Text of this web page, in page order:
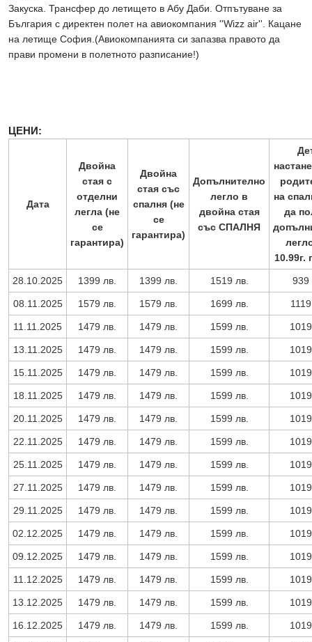
Закуска. Трансфер до летището в Абу Даби. Отпътуване за
България с директен полет на авиокомпания ''Wizz air''. Кацане
на летище София.(Авиокомпанията си запазва правото да
прави промени в полетното разписание!)
ЦЕНИ:
Дата
Двойна
стая с
отделни
легла (не
се
гарантира)
Двойна
стая със
спалня (не
се
гарантира)
Допълнително
легло в
двойна стая
със СПАЛНЯ
на
да
10.99г.
28.10.2025 1399 лв. 1399 лв. 1519 лв. 939
08.11.2025 1579 лв. 1579 лв. 1699 лв.
11.11.2025 1479 лв. 1479 лв. 1599 лв.
13.11.2025 1479 лв. 1479 лв. 1599 лв.
15.11.2025 1479 лв. 1479 лв. 1599 лв.
18.11.2025 1479 лв. 1479 лв. 1599 лв.
20.11.2025 1479 лв. 1479 лв. 1599 лв.
22.11.2025 1479 лв. 1479 лв. 1599 лв.
25.11.2025 1479 лв. 1479 лв. 1599 лв.
27.11.2025 1479 лв. 1479 лв. 1599 лв.
29.11.2025 1479 лв. 1479 лв. 1599 лв.
02.12.2025 1479 лв. 1479 лв. 1599 лв.
09.12.2025 1479 лв. 1479 лв. 1599 лв.
11.12.2025 1479 лв. 1479 лв. 1599 лв.
13.12.2025 1479 лв. 1479 лв. 1599 лв.
16.12.2025 1479 лв. 1479 лв. 1599 лв.